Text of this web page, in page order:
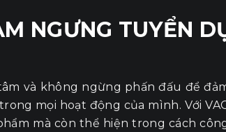
NGƯNG TUYỂN
và không ngừng phấn đấu để
mọi hoạt động của mình. Với
mà còn thể hiện trong cách